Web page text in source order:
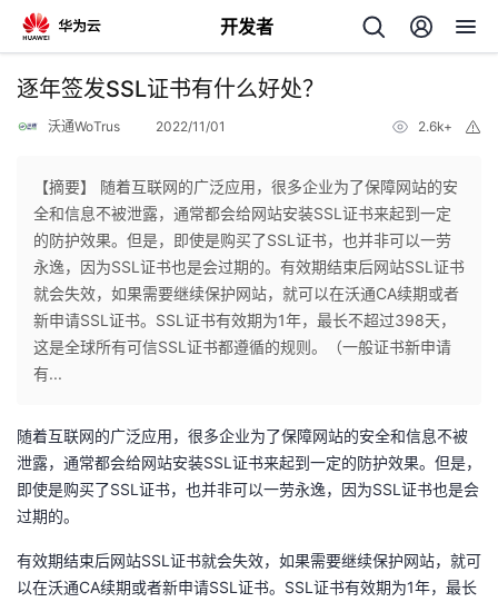
开发者
返
个
人
主
页
我
的
开
发
我
逐年签发SSL证书有什么好处？
沃通WoTrus 2022/11/01 2.6k+
【摘要】 随着互联网的广泛应用，很多企业为了保障网站的安
全和信息不被泄露，通常都会给网站安装SSL证书来起到一定
的防护效果。但是，即使是购买了SSL证书，也并非可以一劳
永逸，因为SSL证书也是会过期的。有效期结束后网站SSL证书
就会失效，如果需要继续保护网站，就可以在沃通CA续期或者
新申请SSL证书。SSL证书有效期为1年，最长不超过398天，
这是全球所有可信SSL证书都遵循的规则。（一般证书新申请
有...
随着互联网的广泛应用，很多企业为了保障网站的安全和信息不被
泄露，通常都会给网站安装SSL证书来起到一定的防护效果。但是，
即使是购买了SSL证书，也并非可以一劳永逸，因为SSL证书也是会
过期的。
有效期结束后网站SSL证书就会失效，如果需要继续保护网站，就可
以在沃通CA续期或者新申请SSL证书。SSL证书有效期为1年，最长